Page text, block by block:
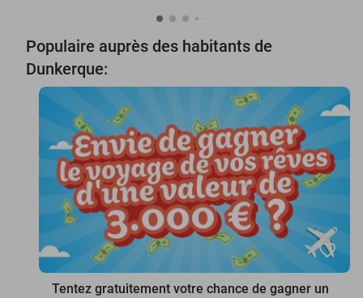
Populaire auprès des habitants de
Dunkerque:
favorite_border
Tentez gratuitement votre chance de gagner un